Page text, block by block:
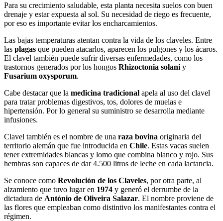
Para su crecimiento saludable, esta planta necesita suelos con buen
drenaje y estar expuesta al sol. Su necesidad de riego es frecuente,
por eso es importante evitar los encharcamientos.
Las bajas temperaturas atentan contra la vida de los claveles. Entre
las plagas que pueden atacarlos, aparecen los pulgones y los ácaros.
El clavel también puede sufrir diversas enfermedades, como los
trastornos generados por los hongos Rhizoctonia solani y
Fusarium oxysporum.
Cabe destacar que la medicina tradicional apela al uso del clavel
para tratar problemas digestivos, tos, dolores de muelas e
hipertensión. Por lo general su suministro se desarrolla mediante
infusiones.
Clavel también es el nombre de una raza bovina originaria del
territorio alemán que fue introducida en Chile. Estas vacas suelen
tener extremidades blancas y lomo que combina blanco y rojo. Sus
hembras son capaces de dar 4.500 litros de leche en cada lactancia.
Se conoce como Revolución de los Claveles, por otra parte, al
alzamiento que tuvo lugar en 1974 y generó el derrumbe de la
dictadura de António de Oliveira Salazar. El nombre proviene de
las flores que empleaban como distintivo los manifestantes contra el
régimen.